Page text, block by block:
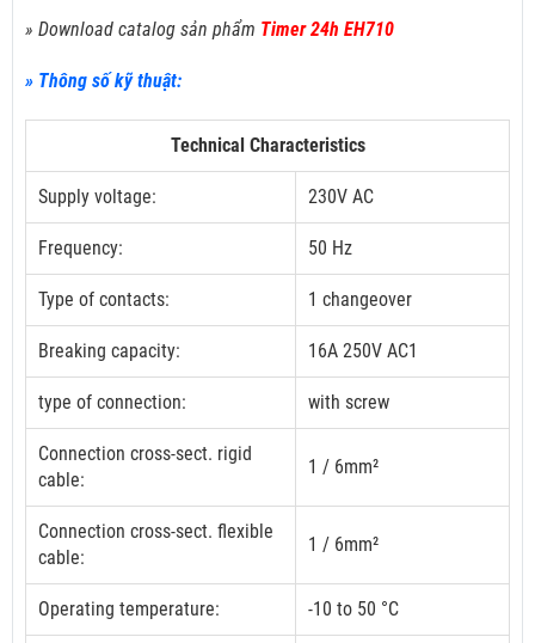
» Download catalog sản phẩm Timer 24h EH710
» Thông số kỹ thuật:
Technical Characteristics
Supply voltage: 230V AC
Frequency: 50 Hz
Type of contacts: 1 changeover
Breaking capacity: 16A 250V AC1
type of connection: with screw
Connection cross-sect. rigid
cable:
1 / 6mm²
Connection cross-sect. flexible
cable:
1 / 6mm²
Operating temperature: -10 to 50 °C